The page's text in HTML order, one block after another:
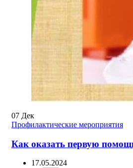
07 Дек
Профилактические мероприятия
Как оказать первую
17.05.2024